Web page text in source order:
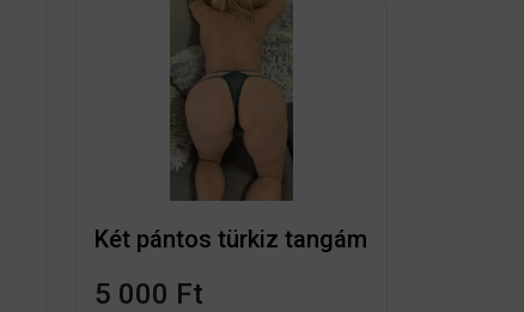
Két pántos türkiz tangám
5 000 Ft